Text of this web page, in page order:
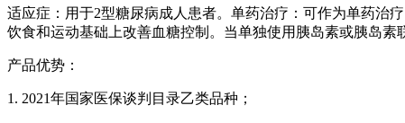
适应症：用于2型糖尿病成人患者。单药治疗：可作为单药治
饮食和运动基础上改善血糖控制。当单独使用胰岛素或胰岛
产品优势：
1. 2021年国家医保谈判目录乙类品种；